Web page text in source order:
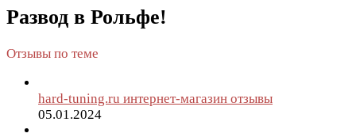
Развод в Рольфе!
Отзывы по теме
hard-tuning.ru интернет-магазин отзывы
05.01.2024